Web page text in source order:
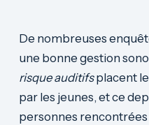
De nombreuses
une bonne gestion
risque auditifsplacent
par les jeunes, et ce
personnes